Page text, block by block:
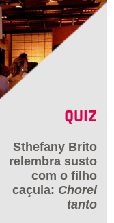
QUIZ
Sthefany Brito
relembra susto
com o filho
caçula: Chorei
tanto